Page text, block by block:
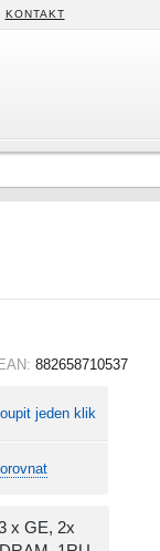
KONTAKT
EAN: 882658710537
jeden klik
x GE, 2x